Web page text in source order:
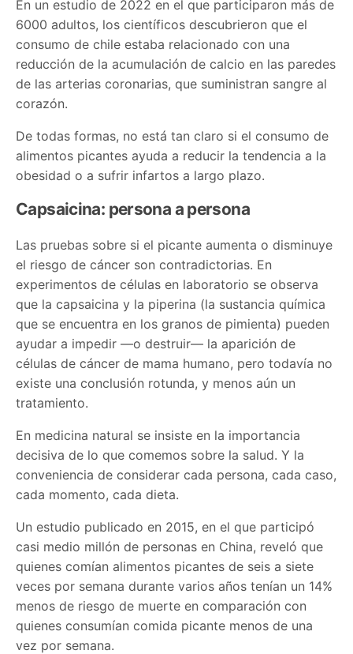
En un estudio de 2022 en el que participaron más de
6000 adultos, los científicos descubrieron que el
consumo de chile estaba relacionado con una
reducción de la acumulación de calcio en las paredes
de las arterias coronarias, que suministran sangre al
corazón.
De todas formas, no está tan claro si el consumo de
alimentos picantes ayuda a reducir la tendencia a la
obesidad o a sufrir infartos a largo plazo.
Capsaicina: persona a persona
Las pruebas sobre si el picante aumenta o disminuye
el riesgo de cáncer son contradictorias. En
experimentos de células en laboratorio se observa
que la capsaicina y la piperina (la sustancia química
que se encuentra en los granos de pimienta) pueden
ayudar a impedir —o destruir— la aparición de
células de cáncer de mama humano, pero todavía no
existe una conclusión rotunda, y menos aún un
tratamiento.
En medicina natural se insiste en la importancia
decisiva de lo que comemos sobre la salud. Y la
conveniencia de considerar cada persona, cada caso,
cada momento, cada dieta.
Un estudio publicado en 2015, en el que participó
casi medio millón de personas en China, reveló que
quienes comían alimentos picantes de seis a siete
veces por semana durante varios años tenían un 14%
menos de riesgo de muerte en comparación con
quienes consumían comida picante menos de una
vez por semana.